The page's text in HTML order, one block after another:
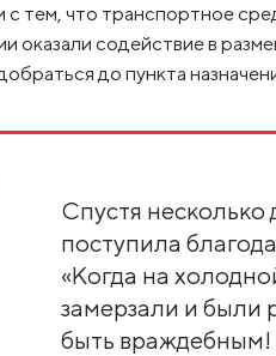
с тем, что транспортное
оказали содействие в
до пункта
Спустя несколько
поступила
«Когда на
замерзали и были
быть